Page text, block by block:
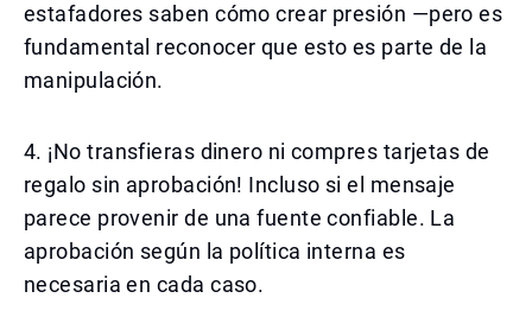
estafadores saben cómo crear presión —pero es
fundamental reconocer que esto es parte de la
manipulación.
4. ¡No transfieras dinero ni compres tarjetas de
regalo sin aprobación! Incluso si el mensaje
parece provenir de una fuente confiable. La
aprobación según la política interna es
necesaria en cada caso.